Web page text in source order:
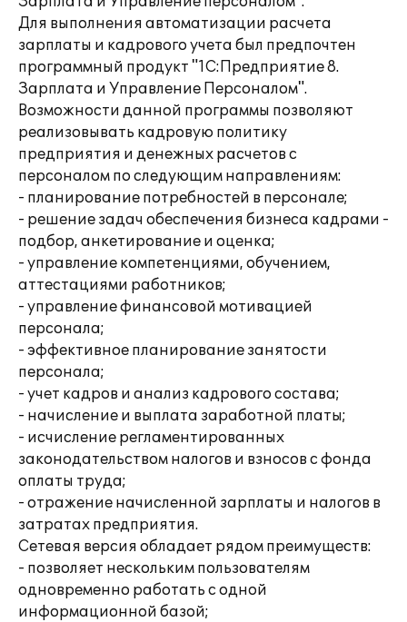
Для выполнения автоматизации расчета
зарплаты и кадрового учета был предпочтен
программный продукт "1С:Предприятие 8.
Зарплата и Управление Персоналом".
Возможности данной программы позволяют
реализовывать кадровую политику
предприятия и денежных расчетов с
персоналом по следующим направлениям:
- планирование потребностей в персонале;
- решение задач обеспечения бизнеса кадрами -
подбор, анкетирование и оценка;
- управление компетенциями, обучением,
аттестациями работников;
- управление финансовой мотивацией
персонала;
- эффективное планирование занятости
персонала;
- учет кадров и анализ кадрового состава;
- начисление и выплата заработной платы;
- исчисление регламентированных
законодательством налогов и взносов с фонда
оплаты труда;
- отражение начисленной зарплаты и налогов в
затратах предприятия.
Сетевая версия обладает рядом преимуществ:
- позволяет нескольким пользователям
одновременно работать с одной
информационной базой;